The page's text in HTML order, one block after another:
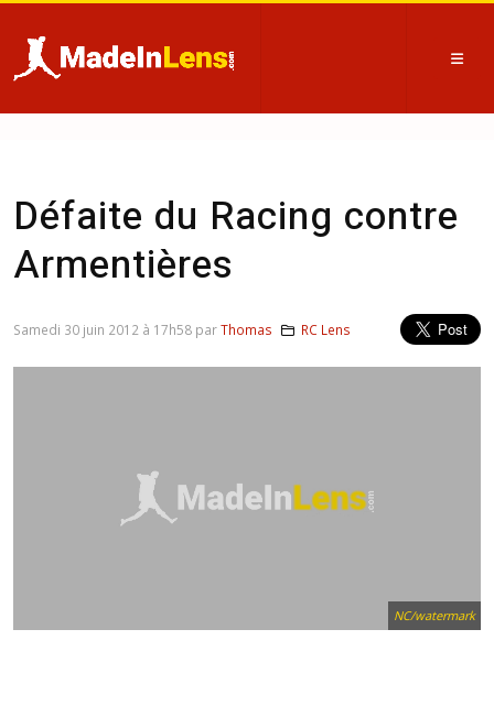
Défaite du Racing contre
Armentières
NC/watermark
Samedi 30 juin 2012 à 17h58 parThomas RC Lens